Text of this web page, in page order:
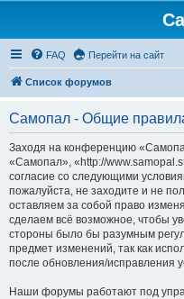
FAQ Перейти на сайт
Список форумов
Самопал - Общие
Заходя на конференцию
«Самопал», «http://
согласие со следующими
пожалуйста, не заходите и не
оставляем за собой право
сделаем всё возможное, чтобы
стороны было бы разумным
предмет изменений, так как
после обновления/исправления
Наши форумы работают под